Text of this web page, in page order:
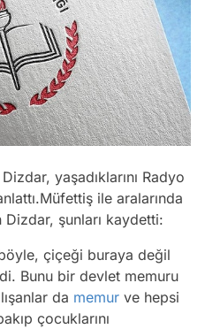
yaşadıklarını Radyo
ile aralarında
şunları kaydetti:
çiçeği buraya değil
Bunu bir devlet memuru
da memur ve hepsi
çocuklarını